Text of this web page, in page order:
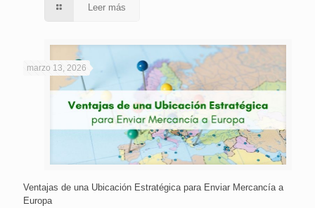
Leer más
marzo 13, 2026
Ventajas de una Ubicación Estratégica para Enviar Mercancía a
Europa